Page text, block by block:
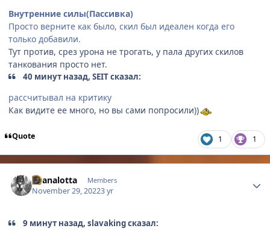
Внутренние силы(Пассивка)
Просто верните как было, скил был идеален когда его
только добавили.
Тут против, срез урона не трогать, у пала других скилов
танкования просто нет.
40 минут назад, SEIT сказал:
рассчитывал на критику
Как видите ее много, но вы сами попросили))
Quote 1 1
Shanalotta Members
November 29, 20223 yr
9 минут назад, slavaking сказал: